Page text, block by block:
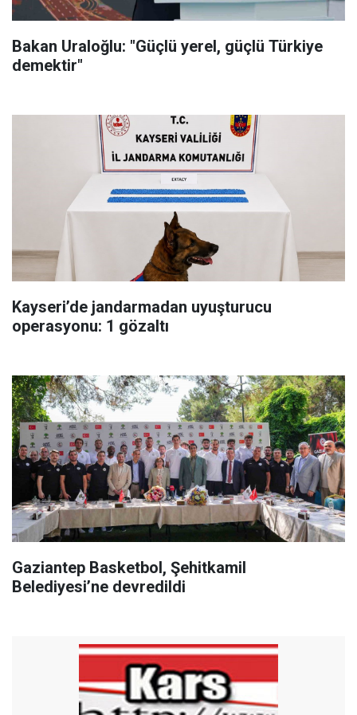
Bakan Uraloğlu: "Güçlü yerel, güçlü Türkiye
demektir"
Kayseri’de jandarmadan uyuşturucu
operasyonu: 1 gözaltı
Gaziantep Basketbol, Şehitkamil
Belediyesi’ne devredildi